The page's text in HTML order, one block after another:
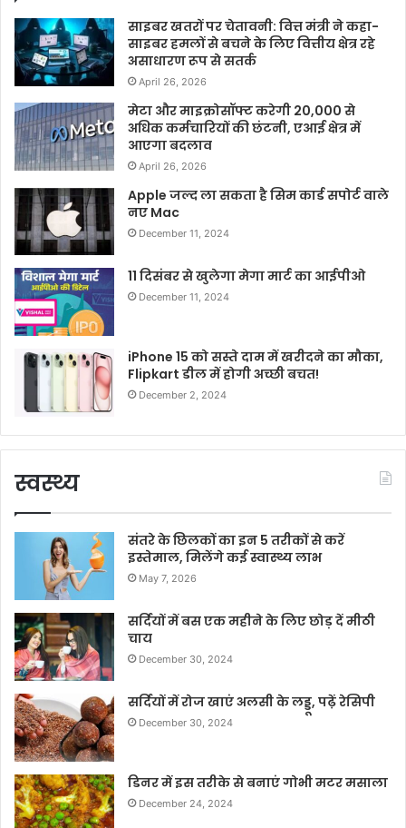
साइबर खतरों पर चेतावनी: वित्त मंत्री ने कहा-
साइबर हमलों से बचने के लिए वित्तीय क्षेत्र रहे
असाधारण रूप से सतर्क
April 26, 2026
मेटा और माइक्रोसॉफ्ट करेगी 20,000 से
अधिक कर्मचारियों की छंटनी, एआई क्षेत्र में
आएगा बदलाव
April 26, 2026
Apple जल्द ला सकता है सिम कार्ड सपोर्ट वाले
नए Mac
December 11, 2024
11 दिसंबर से खुलेगा मेगा मार्ट का आईपीओ
December 11, 2024
iPhone 15 को सस्ते दाम में खरीदने का मौका,
Flipkart डील में होगी अच्छी बचत!
December 2, 2024
स्वस्थ्य
संतरे के छिलकों का इन 5 तरीकों से करें
इस्तेमाल, मिलेंगे कई स्वास्थ्य लाभ
May 7, 2026
सर्दियों में बस एक महीने के लिए छोड़ दें मीठी
चाय
December 30, 2024
सर्दियों में रोज खाएं अलसी के लड्डू, पढ़ें रेसिपी
December 30, 2024
डिनर में इस तरीके से बनाएं गोभी मटर मसाला
December 24, 2024